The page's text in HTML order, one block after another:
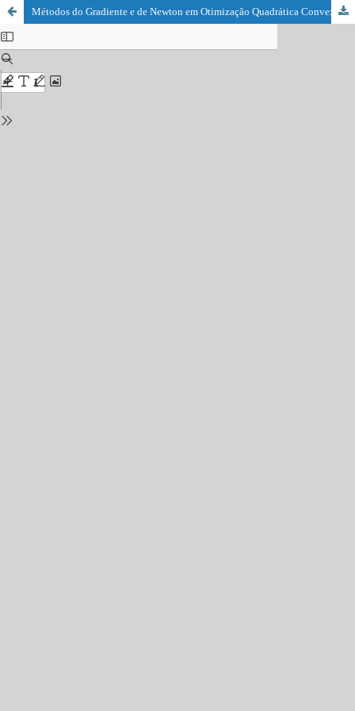
Métodos do Gradiente e de Newton em Otimização Quadrática Convexa